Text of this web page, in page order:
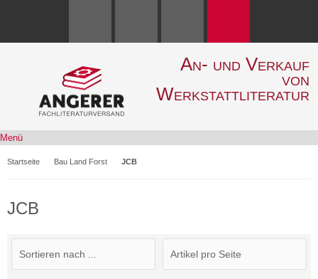
An- und Verkauf
von
Werkstattliteratur
Menü
Startseite Bau Land Forst JCB
JCB